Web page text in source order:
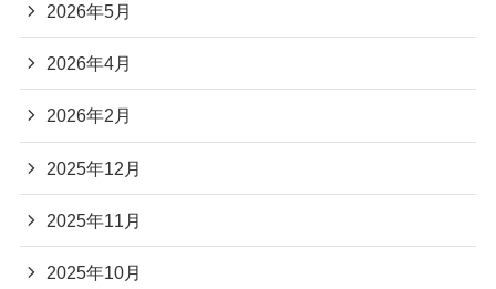
2026年5月
2026年4月
2026年2月
2025年12月
2025年11月
2025年10月